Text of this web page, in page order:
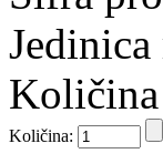
Količina: